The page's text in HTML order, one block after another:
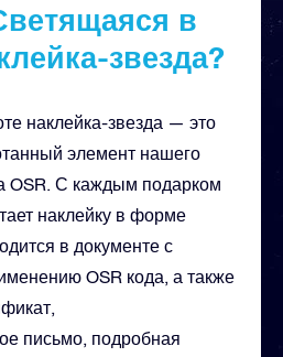
в
звезда?
наклейка-звезда — это
элемент нашего
OSR. С каждым подарком
наклейку в форме
в документе с
OSR кода, а также
письмо, подробная